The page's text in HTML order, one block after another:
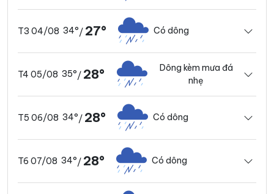
T3 04/08 34°/ 27° Có dông
T4 05/08 35°/ 28°
Dông kèm mưa đá
nhẹ
T5 06/08 34°/ 28° Có dông
T6 07/08 34°/ 28° Có dông